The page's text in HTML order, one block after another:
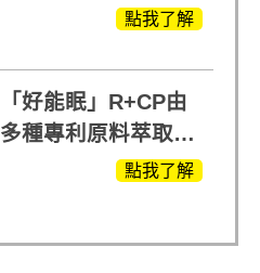
給予寶寶般的肌膚感
點我了解
「好能眠」R+CP由
多種專利原料萃取、
白鳳豆、羅布麻、西
點我了解